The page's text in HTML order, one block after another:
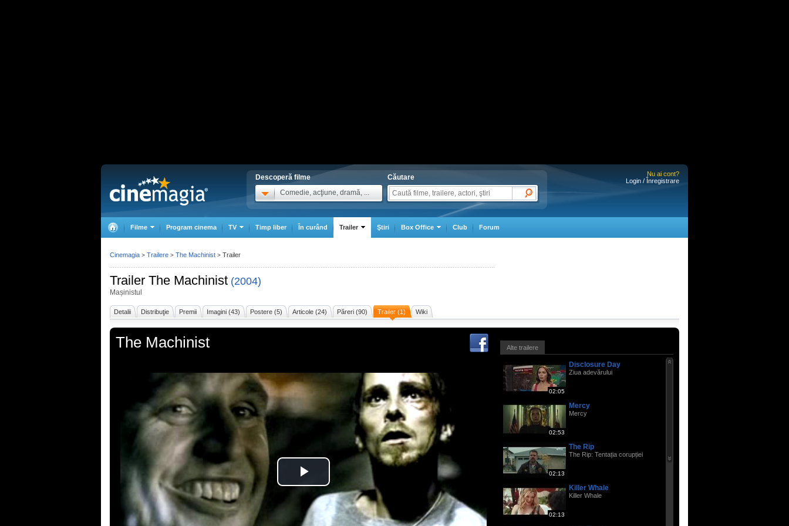
Descoperă filme
Comedie, acţiune, dramă, ...
Căutare
Nu ai cont?
Login / Înregistrare
Filme Program cinema TV Timp liber În curând Trailer Ştiri Box Office Club Forum
Trailer The Machinist (2004)
Mașinistul
Detalii Distribuţie Premii Imagini (43) Postere (5) Articole (24) Păreri (90) Trailer (1) Wiki
The Machinist Alte trailere
02:05
Disclosure Day
Ziua adevărului
02:53
Mercy
Mercy
02:13
The Rip
The Rip: Tentația corupției
02:13
Killer Whale
Killer Whale
Cinemagia > Trailere > The Machinist > Trailer